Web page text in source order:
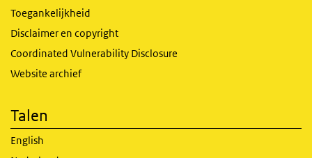
Toegankelijkheid
Disclaimer en copyright
Coordinated Vulnerability Disclosure
Website archief
Talen
English